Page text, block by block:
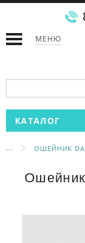
МЕНЮ
КАТАЛОГ
... ОШЕЙНИК